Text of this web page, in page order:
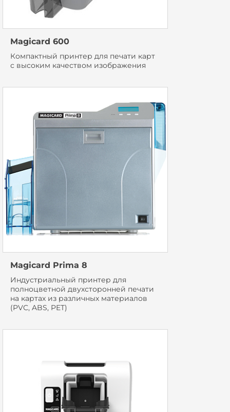
Magicard 600
Компактный принтер для печати карт
с высоким качеством изображения
Magicard Prima 8
Индустриальный принтер для
полноцветной двухсторонней печати
на картах из различных материалов
(PVC, ABS, PET)